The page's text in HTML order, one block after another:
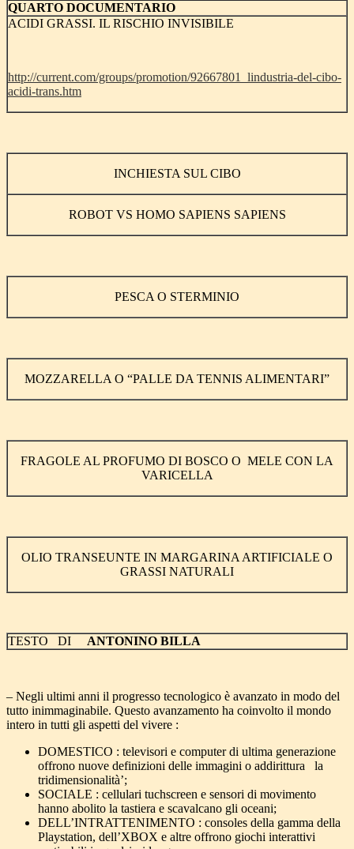
QUARTO DOCUMENTARIO
ACIDI GRASSI. IL RISCHIO INVISIBILE
http://current.com/groups/promotion/92667801_lindustria-del-cibo-
acidi-trans.htm
INCHIESTA SUL CIBO
ROBOT VS HOMO SAPIENS SAPIENS
PESCA O STERMINIO
MOZZARELLA O “PALLE DA TENNIS ALIMENTARI”
FRAGOLE AL PROFUMO DI BOSCO O MELE CON LA
VARICELLA
OLIO TRANSEUNTE IN MARGARINA ARTIFICIALE O
GRASSI NATURALI
TESTO DI ANTONINO BILLA
– Negli ultimi anni il progresso tecnologico è avanzato in modo del
tutto inimmaginabile. Questo avanzamento ha coinvolto il mondo
intero in tutti gli aspetti del vivere :
DOMESTICO : televisori e computer di ultima generazione
offrono nuove definizioni delle immagini o addirittura la
tridimensionalità’;
SOCIALE : cellulari tuchscreen e sensori di movimento
hanno abolito la tastiera e scavalcano gli oceani;
DELL’INTRATTENIMENTO : consoles della gamma della
Playstation, dell’XBOX e altre offrono giochi interattivi